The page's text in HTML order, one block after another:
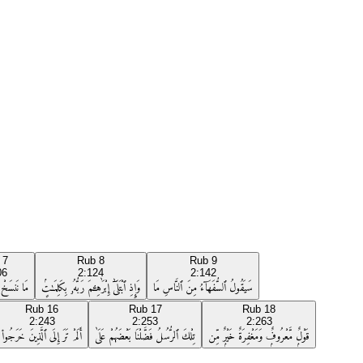
7
مَا
Rub 8
2:124
وَإِذِ ٱبْتَلَىٰٓ إِبْرَٰهِـۧمَ رَبُّهُۥ بِكَلِمَـٰتٍۢ
Rub 9
2:142
سَيَقُولُ ٱلسُّفَهَآءُ مِنَ ٱلنَّاسِ مَا
Rub 16
2:243
أَلَمْ تَرَ إِلَى ٱلَّذِينَ خَرَجُوا۟
Rub 17
2:253
تِلْكَ ٱلرُّسُلُ فَضَّلْنَا بَعْضَهُمْ عَلَىٰ
Rub 18
2:263
قَوْلٌۭ مَّعْرُوفٌۭ وَمَغْفِرَةٌ خَيْرٌۭ مِّن